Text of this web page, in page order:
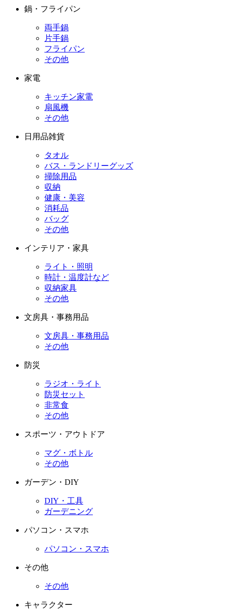
鍋・フライパン
両手鍋
片手鍋
フライパン
その他
家電
キッチン家電
扇風機
その他
日用品雑貨
タオル
バス・ランドリーグッズ
掃除用品
収納
健康・美容
消耗品
バッグ
その他
インテリア・家具
ライト・照明
時計・温度計など
収納家具
その他
文房具・事務用品
文房具・事務用品
その他
防災
ラジオ・ライト
防災セット
非常食
その他
スポーツ・アウトドア
マグ・ボトル
その他
ガーデン・DIY
DIY・工具
ガーデニング
パソコン・スマホ
パソコン・スマホ
その他
その他
キャラクター